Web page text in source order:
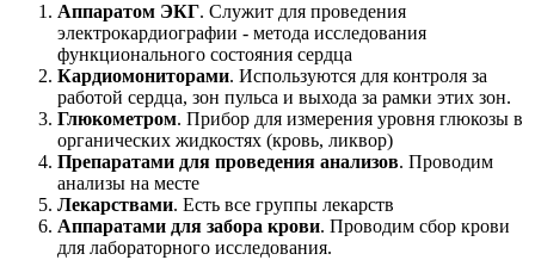
Аппаратом ЭКГ. Служит для проведения
электрокардиографии - метода исследования
функционального состояния сердца
Кардиомониторами. Используются для контроля за
работой сердца, зон пульса и выхода за рамки этих зон.
Глюкометром. Прибор для измерения уровня глюкозы в
органических жидкостях (кровь, ликвор)
Препаратами для проведения анализов. Проводим
анализы на месте
Лекарствами. Есть все группы лекарств
Аппаратами для забора крови. Проводим сбор крови
для лабораторного исследования.